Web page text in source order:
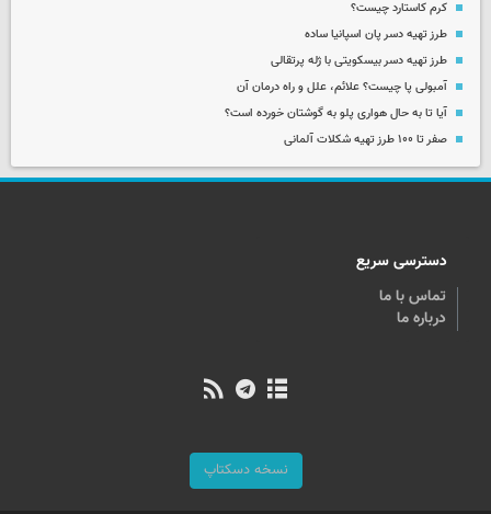
کرم کاستارد چیست؟
طرز تهیه دسر پان اسپانیا ساده
طرز تهیه دسر بیسکویتی با ژله پرتقالی
آمبولی پا چیست؟ علائم، علل و راه درمان آن
آیا تا به حال هواری پلو به گوشتان خورده است؟
صفر تا ۱۰۰ طرز تهیه شکلات آلمانی
دسترسی سریع
تماس با ما
درباره ما
نسخه دسکتاپ